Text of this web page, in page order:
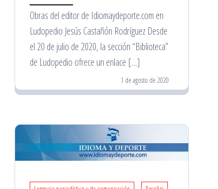
Obras del editor de Idiomaydeporte.com en
Ludopedio Jesús Castañón Rodríguez Desde
el 20 de julio de 2020, la sección “Biblioteca”
de Ludopedio ofrece un enlace […]
1 de agosto de 2020